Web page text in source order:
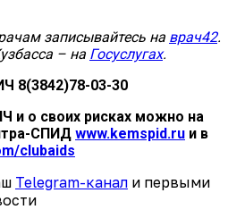
записывайтесь на врач42.
– на Госуслугах.
8(3842)78-03-30
и о своих рисках можно на
СПИД www.kemspid.ru и в
clubaids
Telegram-канал и первыми